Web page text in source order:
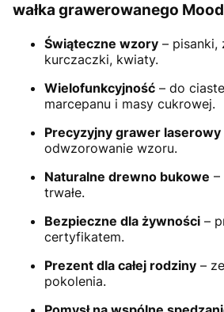
wałka grawerowanego
Świąteczne wzory – pisanki,
kurczaczki, kwiaty.
Wielofunkcyjność – do
marcepanu i masy cukrowej.
Precyzyjny grawer laserowy
odwzorowanie wzoru.
Naturalne drewno bukowe –
trwałe.
Bezpieczne dla żywności –
certyfikatem.
Prezent dla całej rodziny –
pokolenia.